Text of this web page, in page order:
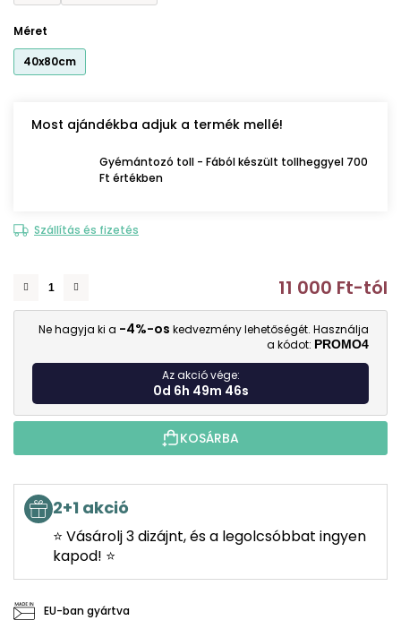
Méret
40x80cm
Most ajándékba adjuk a termék mellé!
Gyémántozó toll - Fából készült tollheggyel 700
Ft értékben
Szállítás és fizetés
11 000 Ft-tól
Ne hagyja ki a -4%-os kedvezmény lehetőségét. Használja
a kódot: PROMO4
Az akció vége:
0d 6h 49m 45s
KOSÁRBA
2+1 akció
⭐ Vásárolj 3 dizájnt, és a legolcsóbbat ingyen
kapod! ⭐
EU-ban gyártva